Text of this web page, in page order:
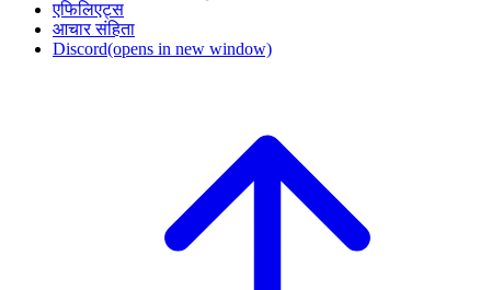
एफिलिएट्स
आचार संहिता
Discord(opens in new window)